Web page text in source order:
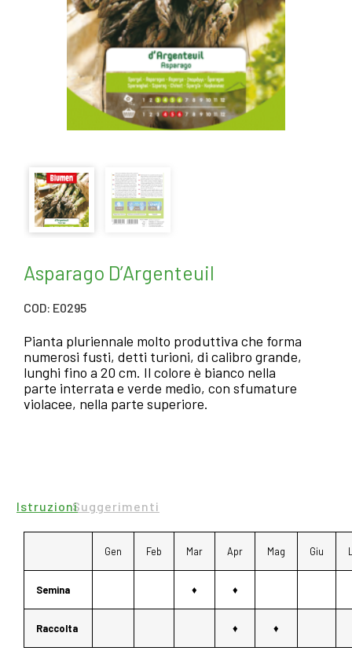
Asparago D’Argenteuil
COD: E0295
Pianta pluriennale molto produttiva che forma
numerosi fusti, detti turioni, di calibro grande,
lunghi fino a 20 cm. Il colore è bianco nella
parte interrata e verde medio, con sfumature
violacee, nella parte superiore.
IstruzioniSuggerimenti
Gen Feb Mar Apr Mag Giu
Semina ♦ ♦
Raccolta ♦ ♦